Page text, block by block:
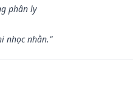
phân ly
nhọc nhằn.”